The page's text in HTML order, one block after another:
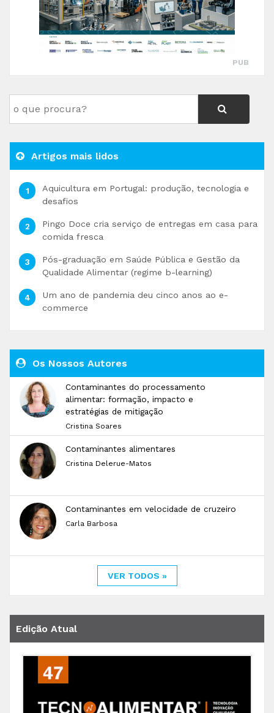
PUB
Artigos mais lidos
Aquicultura em Portugal: produção, tecnologia e
desafios
Pingo Doce cria serviço de entregas em casa para
comida fresca
Pós-graduação em Saúde Pública e Gestão da
Qualidade Alimentar (regime b-learning)
Um ano de pandemia deu cinco anos ao e-
commerce
Os Nossos Autores
Contaminantes do processamento
alimentar: formação, impacto e
estratégias de mitigação
Cristina Soares
Contaminantes alimentares
Cristina Delerue-Matos
Contaminantes em velocidade de cruzeiro
Carla Barbosa
VER TODOS »
Edição Atual